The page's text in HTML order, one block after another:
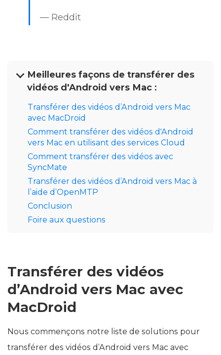
— Reddit
Meilleures façons de transférer des
vidéos d'Android vers Mac :
Transférer des vidéos d’Android vers Mac
avec MacDroid
Comment transférer des vidéos d'Android
vers Mac en utilisant des services Cloud
Comment transférer des vidéos avec
SyncMate
Transférer des vidéos d’Android vers Mac à
l’aide d’OpenMTP
Conclusion
Foire aux questions
Transférer des vidéos
d’Android vers Mac avec
MacDroid
Nous commençons notre liste de solutions pour
transférer des vidéos d’Android vers Mac avec